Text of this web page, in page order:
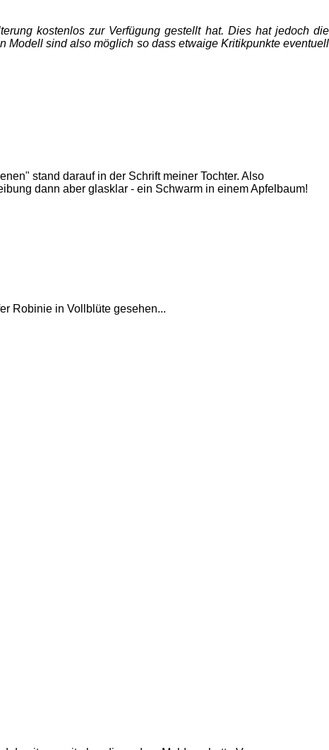
kostenlos zur Verfügung gestellt hat. Dies hat jedoch die
Modell sind also möglich so dass etwaige Kritikpunkte eventuell
stand darauf in der Schrift meiner Tochter. Also
dann aber glasklar - ein Schwarm in einem Apfelbaum!
Robinie in Vollblüte gesehen...